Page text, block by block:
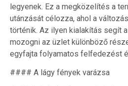
legyenek. Ez a megközelítés a
utánzását célozza, ahol a
történik. Az ilyen kialakítás segít
mozogni az üzlet különböző
egyfajta folyamatos felfedezést
#### A lágy fények varázsa